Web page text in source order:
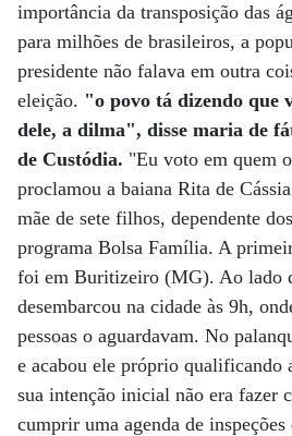
importância da transposição das
para milhões de brasileiros, a
presidente não falava em outra
eleição. "o povo tá dizendo que
dele, a dilma", disse maria de
de Custódia. "Eu voto em quem
proclamou a baiana Rita de
mãe de sete filhos, dependente
programa Bolsa Família. A
foi em Buritizeiro (MG). Ao lado
desembarcou na cidade às 9h,
pessoas o aguardavam. No
e acabou ele próprio qualificando
sua intenção inicial não era fazer
cumprir uma agenda de inspeções